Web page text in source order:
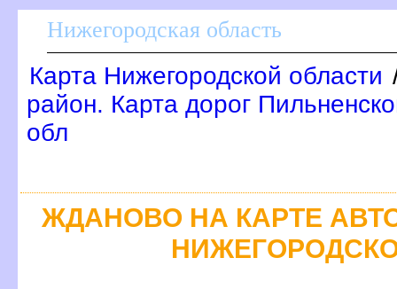
Нижегородская область
Карта Нижегородской области
район. Карта дорог
обл
ЖДАНОВО НА КАРТЕ